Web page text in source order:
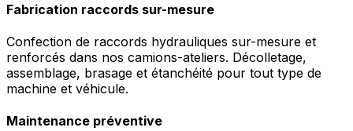
Fabrication raccords sur-mesure
Confection de raccords hydrauliques sur-mesure et
renforcés dans nos camions-ateliers. Décolletage,
assemblage, brasage et étanchéité pour tout type de
machine et véhicule.
Maintenance préventive